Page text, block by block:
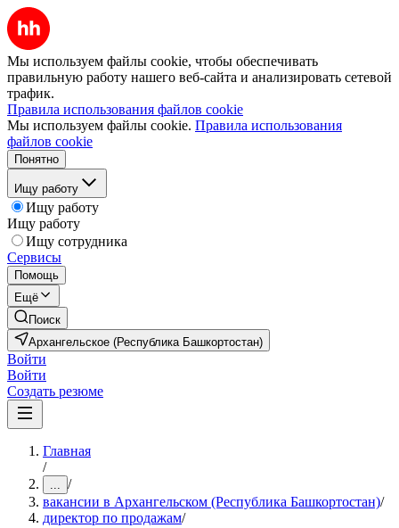
Мы используем файлы cookie, чтобы обеспечивать
правильную работу нашего веб-сайта и анализировать сетевой
трафик.
Правила использования файлов cookie
Мы используем файлы cookie. Правила использования
файлов cookie
Понятно
Ищу работу
Ищу работу
Ищу работу
Ищу сотрудника
Сервисы
Помощь
Ещё
Поиск
Архангельское (Республика Башкортостан)
Войти
Войти
Создать резюме
Главная
/
... /
вакансии в Архангельском (Республика Башкортостан)/
директор по продажам/